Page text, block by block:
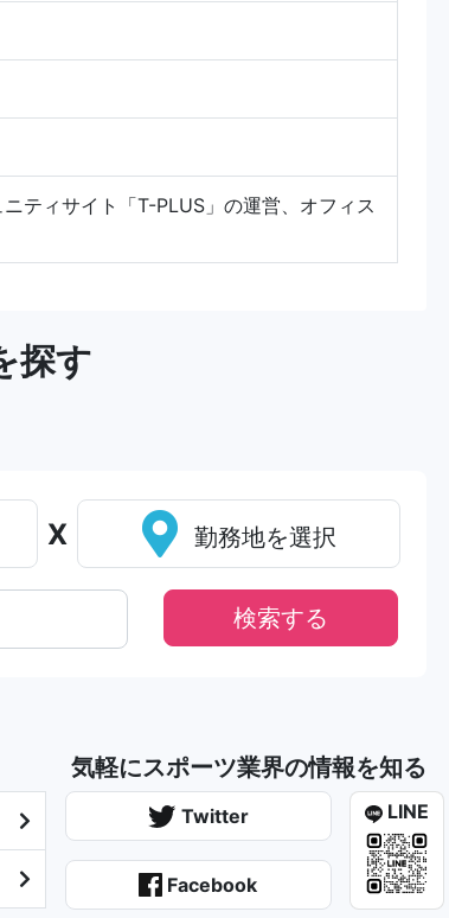
ティサイト「T-PLUS」の運営、オフィス
探す
X 勤務地を選択
気軽にスポーツ業界の情報を知る
Twitter
Facebook
LINE